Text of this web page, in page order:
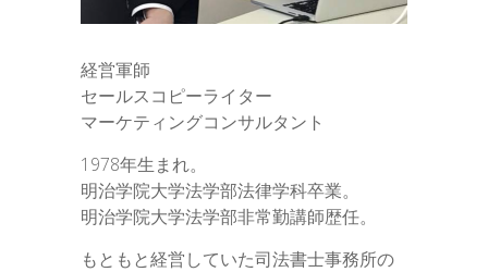
経営軍師
セールスコピーライター
マーケティングコンサルタント
1978年生まれ。
明治学院大学法学部法律学科卒業。
明治学院大学法学部非常勤講師歴任。
もともと経営していた司法書士事務所の